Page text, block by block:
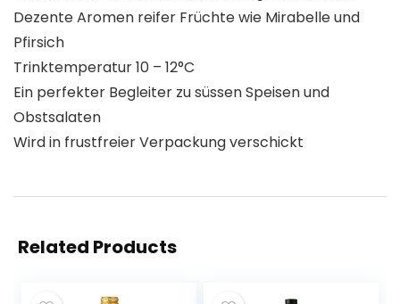
Dezente Aromen reifer Früchte wie Mirabelle und
Pfirsich
Trinktemperatur 10 – 12°C
Ein perfekter Begleiter zu süssen Speisen und
Obstsalaten
Wird in frustfreier Verpackung verschickt
Related Products